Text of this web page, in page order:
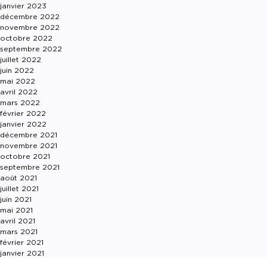
janvier 2023
décembre 2022
novembre 2022
octobre 2022
septembre 2022
juillet 2022
juin 2022
mai 2022
avril 2022
mars 2022
février 2022
janvier 2022
décembre 2021
novembre 2021
octobre 2021
septembre 2021
août 2021
juillet 2021
juin 2021
mai 2021
avril 2021
mars 2021
février 2021
janvier 2021